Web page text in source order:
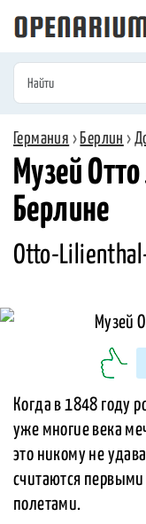
Германия › Берлин ›
Музей
Берлине
Otto-
Когда в 1848 году
уже многие века
это никому не
считаются
полетами.